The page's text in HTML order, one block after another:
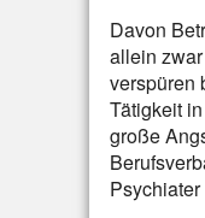
Davon
allein
verspüren
Tätigkeit
große